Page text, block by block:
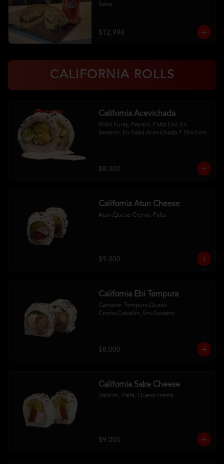
Salsa
$12.990
CALIFORNIA ROLLS
California Acevichada
Pollo Furay, Pepino, Palta Env. En
Sesamo, En Salsa Acevichada Y Shichimi
$8.000
California Atun Cheese
Atun,Queso Crema, Palta
$9.000
California Ebi Tempura
Camaron Tempura,Queso
Crema,Cebollin, Env.Sesamo
$8.000
California Sake Cheese
Salmon, Palta, Queso crema
$9.000